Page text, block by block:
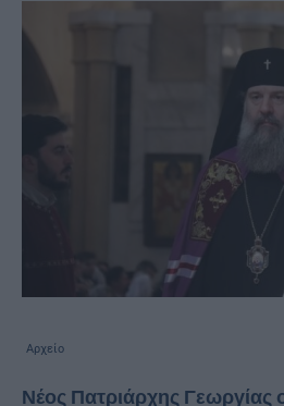
Αρχείο
Νέος Πατριάρχης Γεωργίας